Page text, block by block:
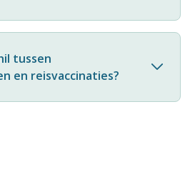
tussen
en reisvaccinaties?